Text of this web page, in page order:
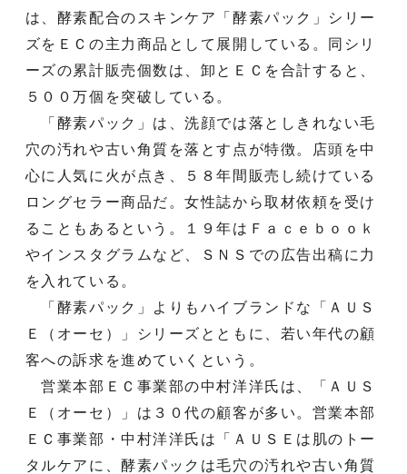
は、酵素配合のスキンケア「酵素パック」シリー
ズをＥＣの主力商品として展開している。同シリ
ーズの累計販売個数は、卸とＥＣを合計すると、
５００万個を突破している。
「酵素パック」は、洗顔では落としきれない毛
穴の汚れや古い角質を落とす点が特徴。店頭を中
心に人気に火が点き、５８年間販売し続けている
ロングセラー商品だ。女性誌から取材依頼を受け
ることもあるという。１９年はＦａｃｅｂｏｏｋ
やインスタグラムなど、ＳＮＳでの広告出稿に力
を入れている。
「酵素パック」よりもハイブランドな「ＡＵＳ
Ｅ（オーセ）」シリーズとともに、若い年代の顧
客への訴求を進めていくという。
営業本部ＥＣ事業部の中村洋洋氏は、「ＡＵＳ
Ｅ（オーセ）」は３０代の顧客が多い。営業本部
ＥＣ事業部・中村洋洋氏は「ＡＵＳＥは肌のトー
タルケアに、酵素パックは毛穴の汚れや古い角質